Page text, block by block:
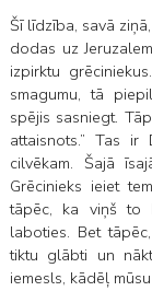
Šī līdzība, savā
dodas uz
izpirktu
smagumu, tā
spējis sasniegt.
attaisnots.” Tas ir
cilvēkam. Šajā
Grēcinieks ieiet
tāpēc, ka viņš to
laboties. Bet
tiktu glābti un
iemesls, kādēļ